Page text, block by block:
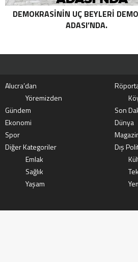
DEMOKRASININ UÇ BEYLERI
ADASI’NDA.
Alucra’dan
Yöremizden
Gündem
Son
Ekonomi
Dünya
Spor
Diğer Kategoriler
Dış
Emlak
Sağlık
Yaşam